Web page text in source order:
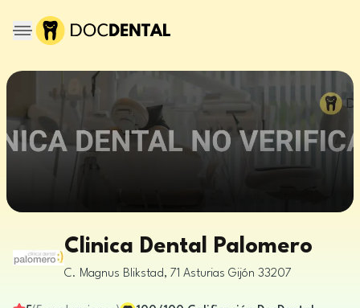
Clinica Dental Palomero
C. Magnus Blikstad, 71 Asturias Gijón 33207